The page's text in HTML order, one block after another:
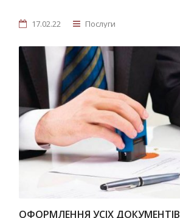
17.02.22 Послуги
ОФОРМЛЕННЯ УСІХ ДОКУМЕНТІВ